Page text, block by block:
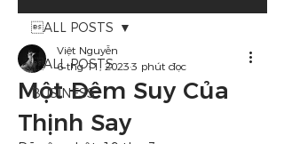
ALL POSTS
BUSINESS
ALL POSTS
Một Đêm Suy Của
Thịnh Say
Việt Nguyễn
6 thg 11, 2023 3 phút đọc